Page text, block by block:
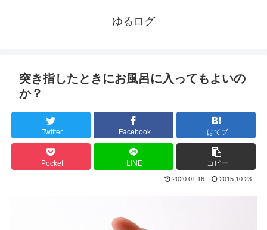
ゆるログ
突き指したときにお風呂に入ってもよいの
か？
Twitter Facebook はてブ
Pocket LINE コピー
2020.01.16 2015.10.23